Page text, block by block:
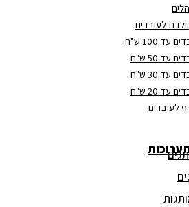
לעובדים
100 ש"ח
עד 50 ש"ח
עד 30 ש"ח
עד 20 ש"ח
לעובדים